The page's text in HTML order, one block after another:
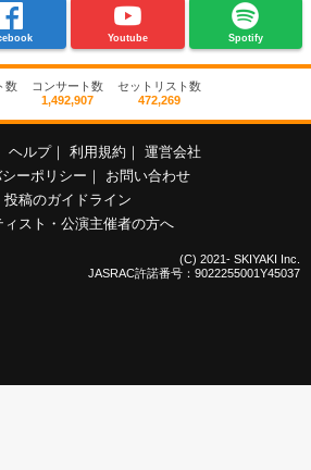
Youtube Spotify
数
コンサート数
1,492,907
セットリスト数
472,269
ヘルプ 利用規約
運営会社
ーポリシー
お問い合わせ
投稿のガイドライン
ィスト・公演主催者の方へ
(C) 2021- SKIYAKI Inc.
JASRAC許諾番号：9022255001Y45037